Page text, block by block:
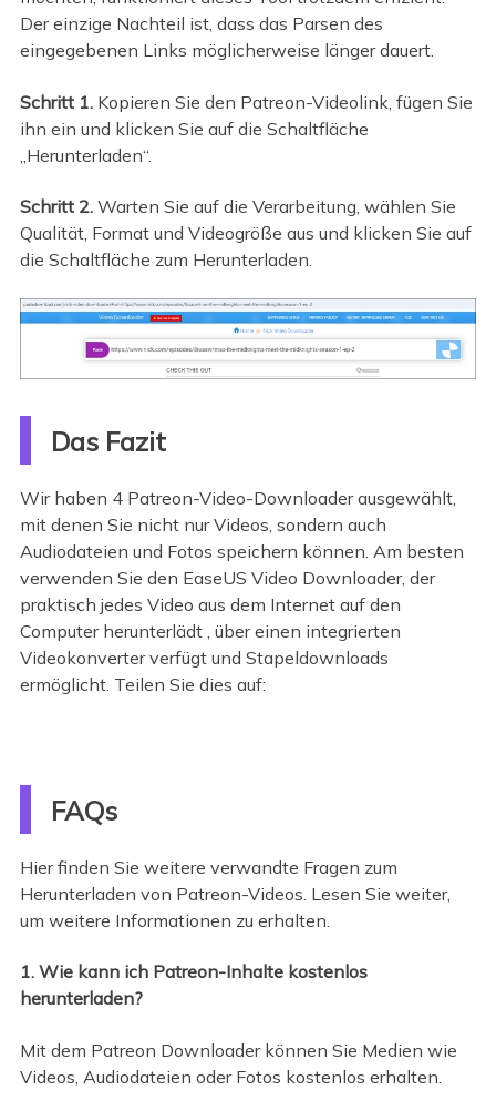
Der einzige Nachteil ist, dass das Parsen des
eingegebenen Links möglicherweise länger dauert.
Schritt 1.Kopieren Sie den Patreon-Videolink, fügen Sie
ihn ein und klicken Sie auf die Schaltfläche
„Herunterladen“.
Schritt 2.Warten Sie auf die Verarbeitung, wählen Sie
Qualität, Format und Videogröße aus und klicken Sie auf
die Schaltfläche zum Herunterladen.
Das Fazit
Wir haben 4 Patreon-Video-Downloader ausgewählt,
mit denen Sie nicht nur Videos, sondern auch
Audiodateien und Fotos speichern können. Am besten
verwenden Sie den EaseUS Video Downloader, der
praktisch jedes Video aus dem Internet auf den
Computer herunterlädt , über einen integrierten
Videokonverter verfügt und Stapeldownloads
ermöglicht. Teilen Sie dies auf:
FAQs
Hier finden Sie weitere verwandte Fragen zum
Herunterladen von Patreon-Videos. Lesen Sie weiter,
um weitere Informationen zu erhalten.
1. Wie kann ich Patreon-Inhalte kostenlos
herunterladen?
Mit dem Patreon Downloader können Sie Medien wie
Videos, Audiodateien oder Fotos kostenlos erhalten.